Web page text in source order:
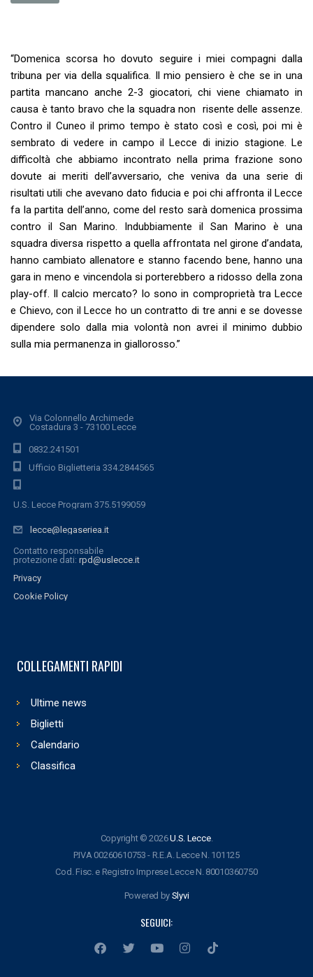
“Domenica scorsa ho dovuto seguire i miei compagni dalla
tribuna per via della squalifica. Il mio pensiero è che se in una
partita mancano anche 2-3 giocatori, chi viene chiamato in
causa è tanto bravo che la squadra non risente delle assenze.
Contro il Cuneo il primo tempo è stato così e così, poi mi è
sembrato di vedere in campo il Lecce di inizio stagione. Le
difficoltà che abbiamo incontrato nella prima frazione sono
dovute ai meriti dell’avversario, che veniva da una serie di
risultati utili che avevano dato fiducia e poi chi affronta il Lecce
fa la partita dell’anno, come del resto sarà domenica prossima
contro il San Marino. Indubbiamente il San Marino è una
squadra diversa rispetto a quella affrontata nel girone d’andata,
hanno cambiato allenatore e stanno facendo bene, hanno una
gara in meno e vincendola si porterebbero a ridosso della zona
play-off. Il calcio mercato? Io sono in comproprietà tra Lecce
e Chievo, con il Lecce ho un contratto di tre anni e se dovesse
dipendere solo dalla mia volontà non avrei il minimo dubbio
sulla mia permanenza in giallorosso.”
Via Colonnello Archimede
Costadura 3 - 73100 Lecce
0832.241501
Ufficio Biglietteria 334.2844565
U.S. Lecce Program 375.5199059
lecce@legaseriea.it
Contatto responsabile
protezione dati: rpd@uslecce.it
Privacy
Cookie Policy
COLLEGAMENTI RAPIDI
Ultime news
Biglietti
Calendario
Classifica
Copyright © 2026U.S. Lecce.
P.IVA 00260610753 - R.E.A. Lecce N. 101125
Cod. Fisc. e Registro Imprese Lecce N. 80010360750
Powered by Slyvi
SEGUICI: